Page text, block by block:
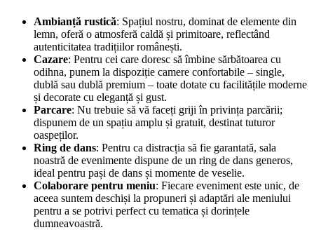
Ambianță rustică: Spațiul nostru, dominat de elemente din
lemn, oferă o atmosferă caldă și primitoare, reflectând
autenticitatea tradițiilor românești.
Cazare: Pentru cei care doresc să îmbine sărbătoarea cu
odihna, punem la dispoziție camere confortabile – single,
dublă sau dublă premium – toate dotate cu facilitățile moderne
și decorate cu eleganță și gust.
Parcare: Nu trebuie să vă faceți griji în privința parcării;
dispunem de un spațiu amplu și gratuit, destinat tuturor
oaspeților.
Ring de dans: Pentru ca distracția să fie garantată, sala
noastră de evenimente dispune de un ring de dans generos,
ideal pentru pași de dans și momente de veselie.
Colaborare pentru meniu: Fiecare eveniment este unic, de
aceea suntem deschiși la propuneri și adaptări ale meniului
pentru a se potrivi perfect cu tematica și dorințele
dumneavoastră.